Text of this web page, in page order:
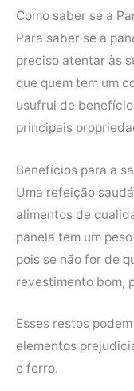
Como saber se a
Para saber se a
preciso atentar às
que quem tem um
usufrui de
principais
Benefícios para a
Uma refeição
alimentos de
panela tem um
pois se não for de
revestimento bom,
Esses restos
elementos
e ferro.